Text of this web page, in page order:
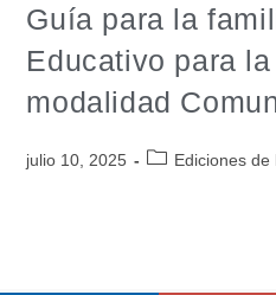
Guía para la
Educativo para
modalidad
julio 10, 2025 Ediciones de